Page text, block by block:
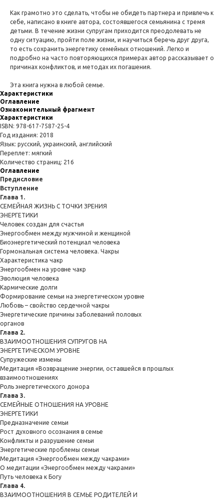
Как грамотно это сделать, чтобы не обидеть партнера и привлечь к
себе, написано в книге автора, состоявшегося семьянина с тремя
детьми. В течение жизни супругам приходится преодолевать не
одну ситуацию, пройти поле жизни, и научиться беречь друг друга,
то есть сохранить энергетику семейных отношений. Легко и
подробно на часто повторяющихся примерах автор рассказывает о
причинах конфликтов, и методах их погашения.
Эта книга нужна в любой семье.
Характеристики
Оглавление
Ознакомительный фрагмент
Характеристики
ISBN: 978-617-7587-25-4
Год издания: 2018
Язык: русский, украинский, английский
Переплет: мягкий
Количество страниц: 216
Оглавление
Предисловие
Вступление
Глава 1.
СЕМЕЙНАЯ ЖИЗНЬ С ТОЧКИ ЗРЕНИЯ
ЭНЕРГЕТИКИ
Человек создан для счастья
Энергообмен между мужчиной и женщиной
Биоэнергетический потенциал человека
Гормональная система человека. Чакры
Характеристика чакр
Энергообмен на уровне чакр
Эволюция человека
Кармические долги
Формирование семьи на энергетическом уровне
Любовь – свойство сердечной чакры
Энергетические причины заболеваний половых
органов
Глава 2.
ВЗАИМООТНОШЕНИЯ СУПРУГОВ НА
ЭНЕРГЕТИЧЕСКОМ УРОВНЕ
Супружеские измены
Медитация «Возвращение энергии, оставшейся в прошлых
взаимоотношениях
Роль энергетического донора
Глава 3.
СЕМЕЙНЫЕ ОТНОШЕНИЯ НА УРОВНЕ
ЭНЕРГЕТИКИ
Предназначение семьи
Рост духовного осознания в семье
Конфликты и разрушение семьи
Энергетические проблемы семьи
Медитация «Энергообмен между чакрами»
О медитации «Энергообмен между чакрами»
Путь человека к Богу
Глава 4.
ВЗАИМООТНОШЕНИЯ В СЕМЬЕ РОДИТЕЛЕЙ И